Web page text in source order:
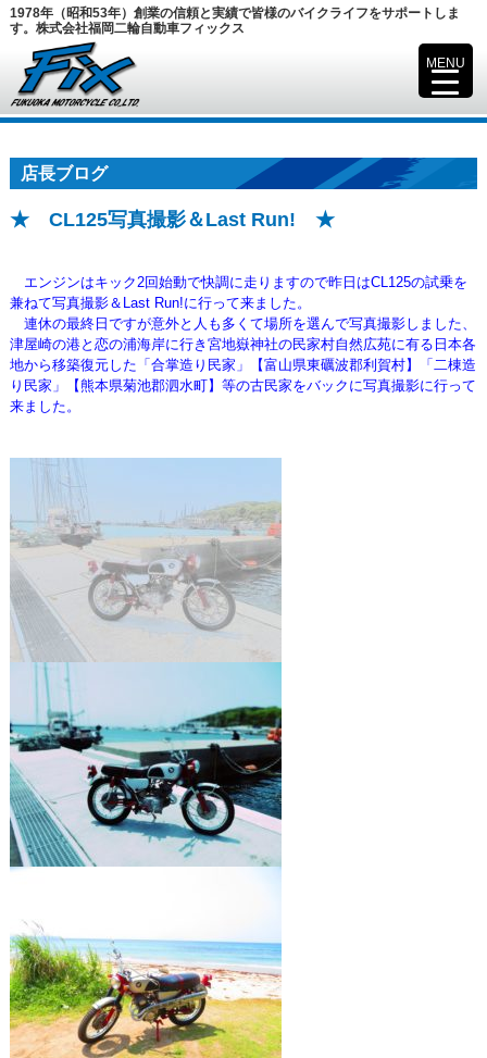
1978年（昭和53年）創業の信頼と実績で皆様のバイクライフをサポートしま
す。株式会社福岡二輪自動車フィックス
店長ブログ
★ CL125写真撮影＆Last Run! ★
エンジンはキック2回始動で快調に走りますので昨日はCL125の試乗を
兼ねて写真撮影＆Last Run!に行って来ました。
連休の最終日ですが意外と人も多くて場所を選んで写真撮影しました、
津屋崎の港と恋の浦海岸に行き宮地嶽神社の民家村自然広苑に有る日本各
地から移築復元した「合掌造り民家」【富山県東礪波郡利賀村】「二棟造
り民家」【熊本県菊池郡泗水町】等の古民家をバックに写真撮影に行って
来ました。
MENU
▼